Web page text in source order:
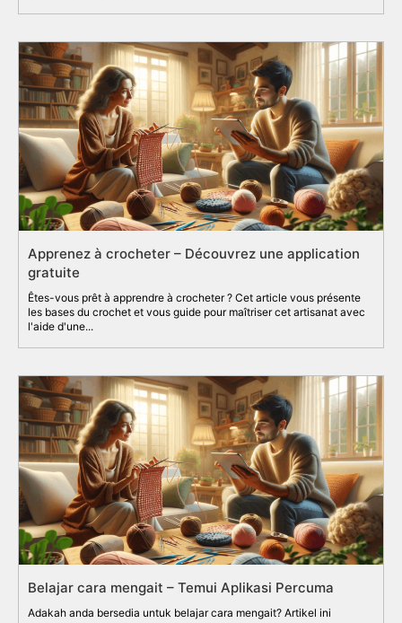
Apprenez à crocheter – Découvrez une application
gratuite
Êtes-vous prêt à apprendre à crocheter ? Cet article vous présente
les bases du crochet et vous guide pour maîtriser cet artisanat avec
l'aide d'une...
Belajar cara mengait – Temui Aplikasi Percuma
Adakah anda bersedia untuk belajar cara mengait? Artikel ini